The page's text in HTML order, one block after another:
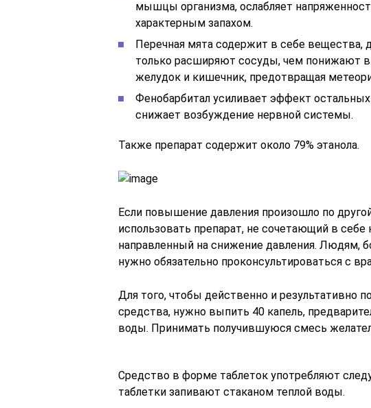
мышцы организма, ослабляет
характерным запахом.
Перечная мята содержит в себе
только расширяют сосуды, чем понижают
желудок и кишечник, предотвращая
Фенобарбитал усиливает эффект
снижает возбуждение нервной системы.
Также препарат содержит около 79% этанола.
Если повышение давления произошло по
использовать препарат, не сочетающий в
направленный на снижение давления. Людям,
нужно обязательно проконсультироваться с
Для того, чтобы действенно и результативно
средства, нужно выпить 40 капель,
воды. Принимать получившуюся смесь
Средство в форме таблеток употребляют
таблетки запивают стаканом теплой воды.